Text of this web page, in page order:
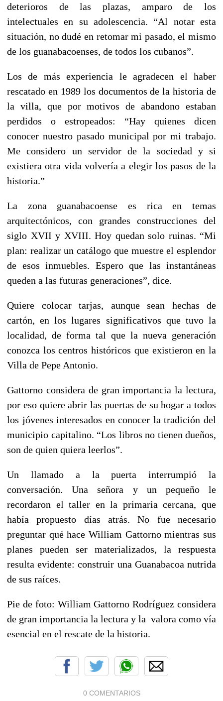
deterioros de las plazas, amparo de los
intelectuales en su adolescencia. “Al notar esta
situación, no dudé en retomar mi pasado, el mismo
de los guanabacoenses, de todos los cubanos”.
Los de más experiencia le agradecen el haber
rescatado en 1989 los documentos de la historia de
la villa, que por motivos de abandono estaban
perdidos o estropeados: “Hay quienes dicen
conocer nuestro pasado municipal por mi trabajo.
Me considero un servidor de la sociedad y si
existiera otra vida volvería a elegir los pasos de la
historia.”
La zona guanabacoense es rica en temas
arquitectónicos, con grandes construcciones del
siglo XVII y XVIII. Hoy quedan solo ruinas. “Mi
plan: realizar un catálogo que muestre el esplendor
de esos inmuebles. Espero que las instantáneas
queden a las futuras generaciones”, dice.
Quiere colocar tarjas, aunque sean hechas de
cartón, en los lugares significativos que tuvo la
localidad, de forma tal que la nueva generación
conozca los centros históricos que existieron en la
Villa de Pepe Antonio.
Gattorno considera de gran importancia la lectura,
por eso quiere abrir las puertas de su hogar a todos
los jóvenes interesados en conocer la tradición del
municipio capitalino. “Los libros no tienen dueños,
son de quien quiera leerlos”.
Un llamado a la puerta interrumpió la
conversación. Una señora y un pequeño le
recordaron el taller en la primaria cercana, que
había propuesto días atrás. No fue necesario
preguntar qué hace William Gattorno mientras sus
planes pueden ser materializados, la respuesta
resulta evidente: construir una Guanabacoa nutrida
de sus raíces.
Pie de foto: William Gattorno Rodríguez considera
de gran importancia la lectura y la valora como vía
esencial en el rescate de la historia.
0 COMENTARIOS